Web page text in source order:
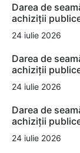
Darea de
achiziții
24 iulie 2026
Darea de
achiziții
24 iulie 2026
Darea de
achiziții
24 iulie 2026